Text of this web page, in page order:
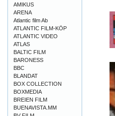
AMIKUS
ARENA
Atlantic film Ab
ATLANTIC FILM-KÖP
ATLANTIC VIDEO
ATLAS
BALTIC FILM
BARONESS
BBC
BLANDAT
BOX COLLECTION
BOXMEDIA
BREIEN FILM
BUENAVISTA.MM